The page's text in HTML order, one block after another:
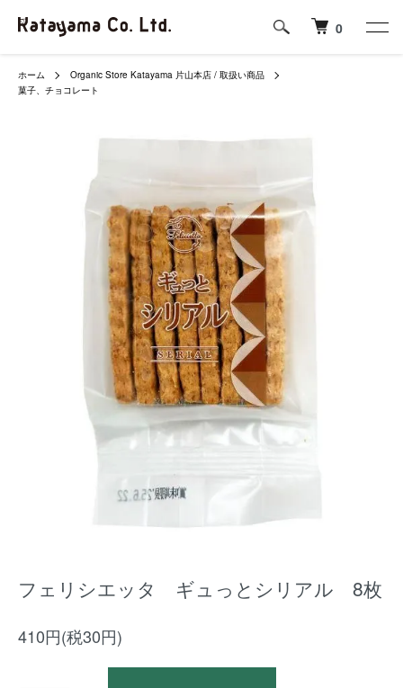
0
ホーム
Organic Store Katayama 片山本店 / 取扱い商品
菓子、チョコレート
フェリシエッタ ギュっとシリアル 8枚
410円(税30円)